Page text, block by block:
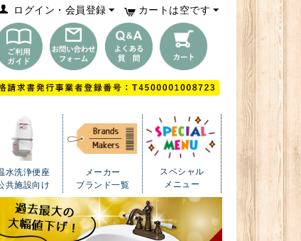
カートは空です
ログイン・会員登録
水洗浄便座
共施設向け
メーカー
ブランド一覧
スペシャル
メニュー